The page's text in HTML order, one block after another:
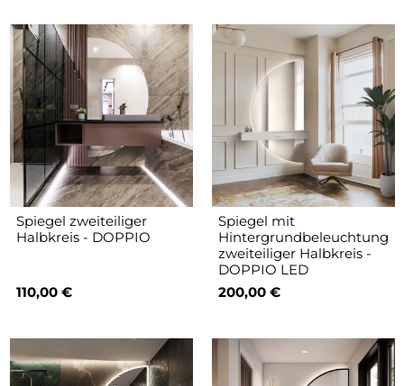
Spiegel zweiteiliger
Halbkreis - DOPPIO
110,00 €
Spiegel mit
Hintergrundbeleuchtung
zweiteiliger Halbkreis -
DOPPIO LED
200,00 €